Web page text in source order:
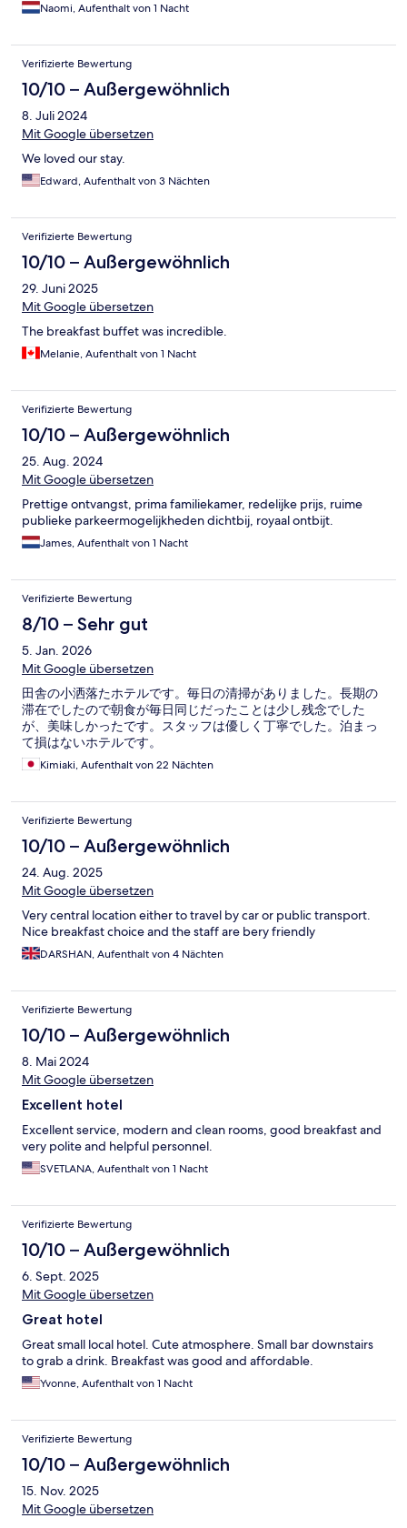
Naomi, Aufenthalt von 1 Nacht
Verifizierte Bewertung
10/10 – Außergewöhnlich
8. Juli 2024
Mit Google übersetzen
We loved our stay.
Edward, Aufenthalt von 3 Nächten
Verifizierte Bewertung
10/10 – Außergewöhnlich
29. Juni 2025
Mit Google übersetzen
The breakfast buffet was incredible.
Melanie, Aufenthalt von 1 Nacht
Verifizierte Bewertung
10/10 – Außergewöhnlich
25. Aug. 2024
Mit Google übersetzen
Prettige ontvangst, prima familiekamer, redelijke prijs, ruime
publieke parkeermogelijkheden dichtbij, royaal ontbijt.
James, Aufenthalt von 1 Nacht
Verifizierte Bewertung
8/10 – Sehr gut
5. Jan. 2026
Mit Google übersetzen
田舎の小洒落たホテルです。毎日の清掃がありました。長期の
滞在でしたので朝食が毎日同じだったことは少し残念でした
が、美味しかったです。スタッフは優しく丁寧でした。泊まっ
て損はないホテルです。
Kimiaki, Aufenthalt von 22 Nächten
Verifizierte Bewertung
10/10 – Außergewöhnlich
24. Aug. 2025
Mit Google übersetzen
Very central location either to travel by car or public transport.
Nice breakfast choice and the staff are bery friendly
DARSHAN, Aufenthalt von 4 Nächten
Verifizierte Bewertung
10/10 – Außergewöhnlich
8. Mai 2024
Mit Google übersetzen
Excellent hotel
Excellent service, modern and clean rooms, good breakfast and
very polite and helpful personnel.
SVETLANA, Aufenthalt von 1 Nacht
Verifizierte Bewertung
10/10 – Außergewöhnlich
6. Sept. 2025
Mit Google übersetzen
Great hotel
Great small local hotel. Cute atmosphere. Small bar downstairs
to grab a drink. Breakfast was good and affordable.
Yvonne, Aufenthalt von 1 Nacht
Verifizierte Bewertung
10/10 – Außergewöhnlich
15. Nov. 2025
Mit Google übersetzen